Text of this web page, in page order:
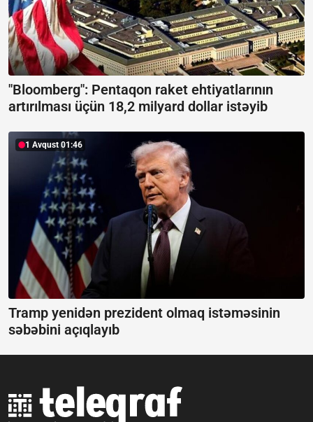
"Bloomberg": Pentaqon raket ehtiyatlarının
artırılması üçün 18,2 milyard dollar istəyib
1 Avqust 01:46
Tramp yenidən prezident olmaq istəməsinin
səbəbini açıqlayıb